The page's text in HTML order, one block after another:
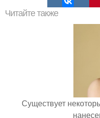
Читайте также
Существует